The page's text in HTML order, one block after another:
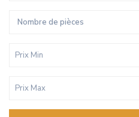
Nombre de pièces